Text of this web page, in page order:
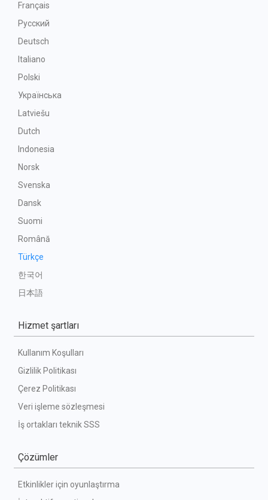
Français
Русский
Deutsch
Italiano
Polski
Українська
Latviešu
Dutch
Indonesia
Norsk
Svenska
Dansk
Suomi
Română
Türkçe
한국어
日本語
Hizmet şartları
Kullanım Koşulları
Gizlilik Politikası
Çerez Politikası
Veri işleme sözleşmesi
İş ortakları teknik SSS
Çözümler
Etkinlikler için oyunlaştırma